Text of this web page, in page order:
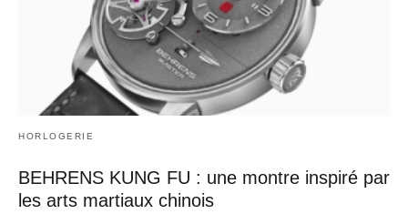
HORLOGERIE
BEHRENS KUNG FU : une montre inspiré par
les arts martiaux chinois